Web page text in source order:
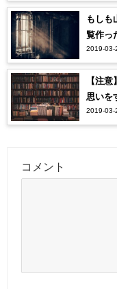
もしも
覧作っ
2019-03-
【注
思いを
2019-03-
コメント